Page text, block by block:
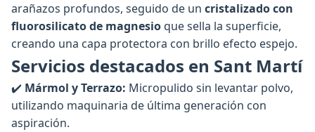
arañazos profundos, seguido de un cristalizado con
fluorosilicato de magnesioque sella la superficie,
creando una capa protectora con brillo efecto espejo.
Servicios destacados en Sant Martí
✔️ Mármol y Terrazo: Micropulido sin levantar polvo,
utilizando maquinaria de última generación con
aspiración.